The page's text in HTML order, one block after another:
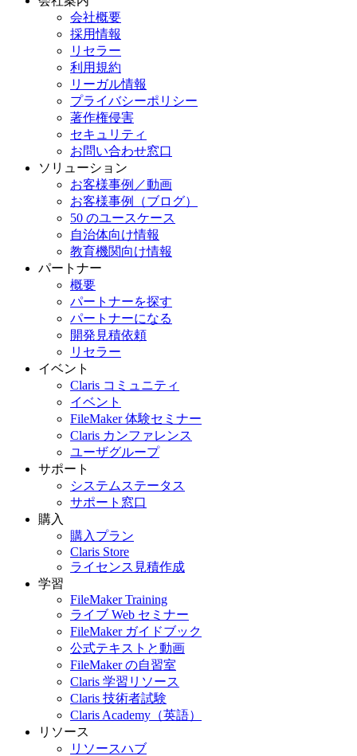
会社概要
採用情報
リセラー
利用規約
リーガル情報
プライバシーポリシー
著作権侵害
セキュリティ
お問い合わせ窓口
ソリューション
お客様事例／動画
お客様事例（ブログ）
50 のユースケース
自治体向け情報
教育機関向け情報
パートナー
概要
パートナーを探す
パートナーになる
開発見積依頼
リセラー
イベント
Claris コミュニティ
イベント
FileMaker 体験セミナー
Claris カンファレンス
ユーザグループ
サポート
システムステータス
サポート窓口
購入
購入プラン
Claris Store
ライセンス見積作成
学習
FileMaker Training
ライブ Web セミナー
FileMaker ガイドブック
公式テキストと動画
FileMaker の自習室
Claris 学習リソース
Claris 技術者試験
Claris Academy（英語）
リソース
リソースハブ